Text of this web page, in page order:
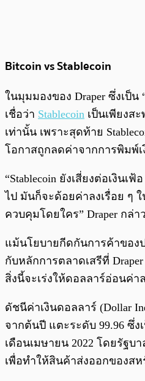
Bitcoin vs Stablecoin
ในมุมมองของ Draper ซึ่งเป็น
เชื่อว่า Stablecoin เป็นเพียงส
เท่านั้น เพราะสุดท้าย
โอกาสถูกลดค่าจากการพิมพ์เ
“Stablecoin ยังเสี่ยงต่อเงินเ
ไป มันก็จะด้อยค่าลงเรื่อย ๆ
ควบคุมโดยใคร” Draper กล่าว
แม้นโยบายกีดกันการค้าของ
กับหลักการตลาดเสรีที่
สิ่งนี้จะเร่งให้ดอลลาร์อ่อนค่า
ดัชนีค่าเงินดอลลาร์ (Dollar
จากต้นปี แตะระดับ 99.96 ซึ่
เดือนเมษายน 2022 โดยรัฐบ
เพื่อทำให้สินค้าส่งออกของส